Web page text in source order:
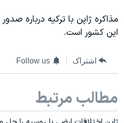
اسرائیل در جنگ
همایش محافظه‌کاران آمریکا «سی‌پک»
سفر پرزیدنت ترامپ به چین
مذاکره ژاپن با ترکیه درباره
این کشور است.
اشتراک Follow us
مطالب مرتبط